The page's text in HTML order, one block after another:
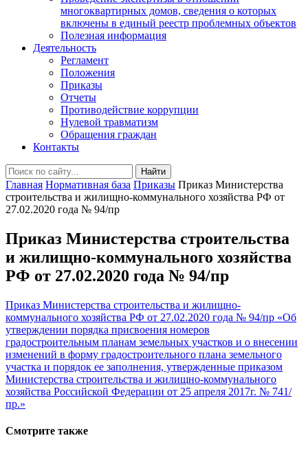
многоквартирных домов, сведения о которых
включены в единый реестр проблемных объектов
Полезная информация
Деятельность
Регламент
Положения
Приказы
Отчеты
Противодействие коррупции
Нулевой травматизм
Обращения граждан
Контакты
Найти
Главная Нормативная база Приказы Приказ Министерства
строительства и жилищно-коммунального хозяйства РФ от
27.02.2020 года № 94/пр
Приказ Министерства строительства
и жилищно-коммунального хозяйства
РФ от 27.02.2020 года № 94/пр
Приказ Министерства строительства и жилищно-
коммунального хозяйства РФ от 27.02.2020 года № 94/пр «Об
утверждении порядка присвоения номеров
градостроительным планам земельных участков и о внесении
изменений в форму градостроительного плана земельного
участка и порядок ее заполнения, утвержденные приказом
Министерства строительства и жилищно-коммунального
хозяйства Российской Федерации от 25 апреля 2017г. № 741/
пр.»
Смотрите также